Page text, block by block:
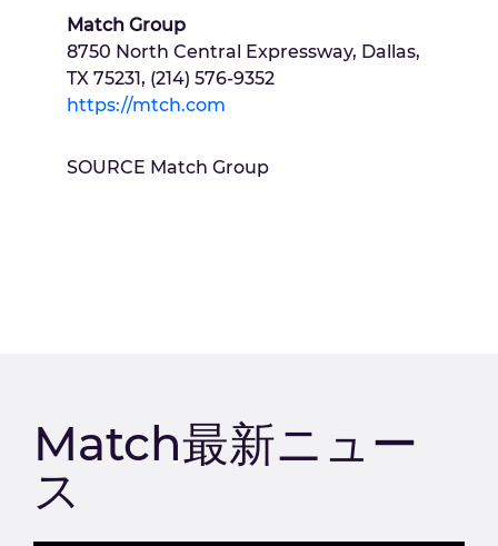
Match Group
8750 North Central Expressway, Dallas,
TX 75231, (214) 576-9352
https://mtch.com
SOURCE Match Group
Match最新ニュー
ス